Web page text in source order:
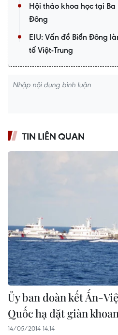
Hội thảo khoa học tại
Đông
EIU: Vấn đề Biển Đông
tế Việt-Trung
TIN LIÊN QUAN
Ủy ban đoàn kết Ấn-
Quốc hạ đặt giàn
14/05/2014 14:14